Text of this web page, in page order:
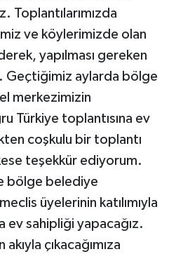
Toplantılarımızda
ve köylerimizde olan
yapılması gereken
Geçtiğimiz aylarda bölge
merkezimizin
Türkiye toplantısına ev
coşkulu bir toplantı
teşekkür ediyorum.
bölge belediye
üyelerinin katılımıyla
ev sahipliği yapacağız.
akıyla çıkacağımıza